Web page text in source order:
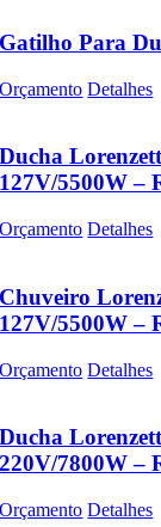
Gatilho Para
Orçamento Detalhes
Ducha
127V/5500W –
Orçamento Detalhes
Chuveiro
127V/5500W –
Orçamento Detalhes
Ducha
220V/7800W –
Orçamento Detalhes